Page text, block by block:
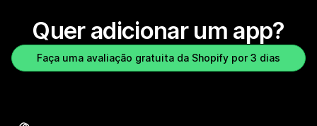
Quer adicionar um app?
Faça uma avaliação gratuita da Shopify por 3 dias